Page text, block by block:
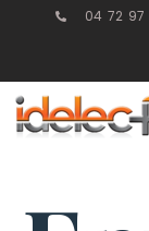
04 72